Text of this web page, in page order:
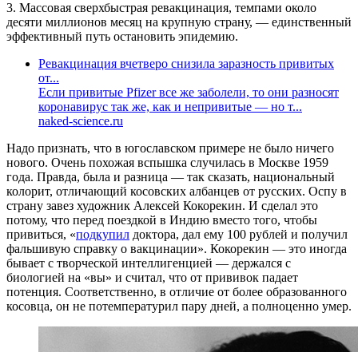
3. Массовая сверхбыстрая ревакцинация, темпами около
десяти миллионов месяц на крупную страну, — единственный
эффективный путь остановить эпидемию.
Ревакцинация вчетверо снизила заразность привитых
от...
Если привитые Pfizer все же заболели, то они разносят
коронавирус так же, как и непривитые — но т...
naked-science.ru
Надо признать, что в югославском примере не было ничего
нового. Очень похожая вспышка случилась в Москве 1959
года. Правда, была и разница — так сказать, национальный
колорит, отличающий косовских албанцев от русских. Оспу в
страну завез художник Алексей Кокорекин. И сделал это
потому, что перед поездкой в Индию вместо того, чтобы
привиться, «подкупил доктора, дал ему 100 рублей и получил
фальшивую справку о вакцинации». Кокорекин — это иногда
бывает с творческой интеллигенцией — держался с
биологией на «вы» и считал, что от прививок падает
потенция. Соответственно, в отличие от более образованного
косовца, он не потемпературил пару дней, а полноценно умер.